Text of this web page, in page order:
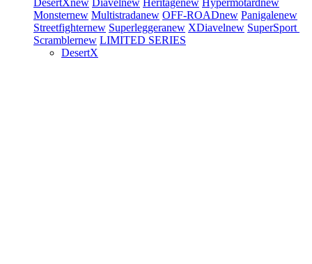
DesertXnew Diavelnew Heritagenew Hypermotardnew
Monsternew Multistradanew OFF-ROADnew Panigalenew
Streetfighternew Superleggeranew XDiavelnew SuperSport
Scramblernew LIMITED SERIES
DesertX